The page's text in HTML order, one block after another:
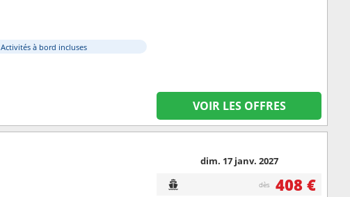
Activités à bord incluses
VOIR LES OFFRES
dim. 17 janv. 2027
dès 408 €